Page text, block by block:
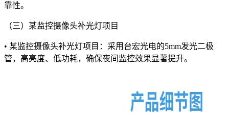
靠性。
（三）某监控摄像头补光灯项目
• 某监控摄像头补光灯项目：采用台宏光电的5mm发光二极
管，高亮度、低功耗，确保夜间监控效果显著提升。